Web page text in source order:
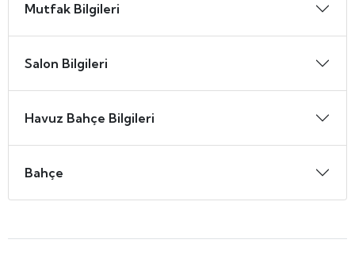
Mutfak Bilgileri
Salon Bilgileri
Havuz Bahçe Bilgileri
Bahçe